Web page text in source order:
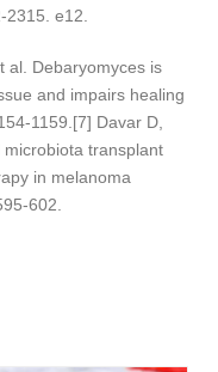
e12.
al. Debaryomyces is
and impairs healing
1159.[7] Davar D,
microbiota transplant
in melanoma
602.